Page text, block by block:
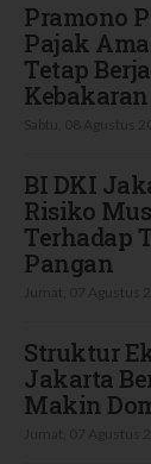
Pramono
Pajak
Tetap
Kebakaran
BI DKI
Risiko
Terhadap
Pangan
Struktur
Jakarta
Makin